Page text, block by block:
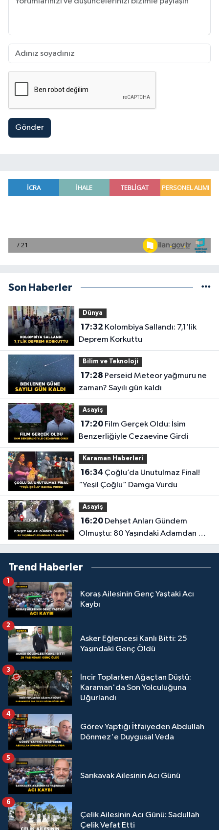
Gönder
Son Haberler
Dünya
17:32
Deprem Korkuttu
Bilim ve Teknoloji
17:28
zaman? Sayılı gün kaldı
Asayiş
17:20Film Gerçek Oldu: İsim
Benzerliğiyle Cezaevine Girdi
Karaman Haberleri
16:34
“Yeşil Çoğlu” Damga Vurdu
Asayiş
16:20Dehşet Anları Gündem
Olmuştu: 80 Yaşındaki Adamdan Acı
Haber
Trend Haberler
Koraş Ailesinin Genç Yaştaki Acı
Kaybı
1
Asker Eğlencesi Kanlı Bitti: 25
Yaşındaki Genç Öldü
2
İncir Toplarken Ağaçtan Düştü:
Karaman'da Son Yolculuğuna
Uğurlandı
3
Görev Yaptığı İtfaiyeden Abdullah
Dönmez'e Duygusal Veda
4
Sarıkavak Ailesinin Acı Günü
5
Çelik Ailesinin Acı Günü: Sadullah
Çelik Vefat Etti
6